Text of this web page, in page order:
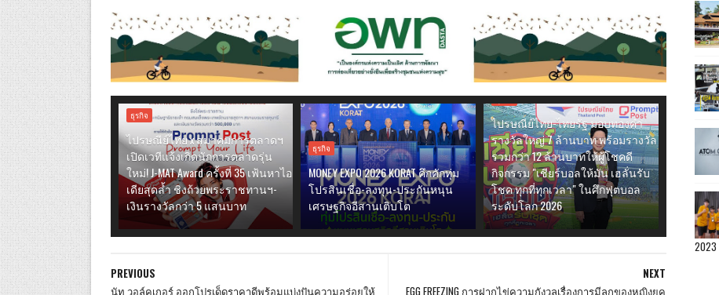
ธุรกิจ
ไปรษณีย์ไทย x สมาคมการตลาดฯ
เปิดเวทีแจ้งเกิดนักการตลาดรุ่น
ใหม่! J-MAT Award ครั้งที่ 35 เฟ้นหาไอ
เดียสุดล้ำ ชิงถ้วยพระราชทานฯ-
เงินรางวัลกว่า 5 แสนบาท
ธุรกิจ
MONEY EXPO 2026 KORAT คึกคักทุ่ม
โปรสินเชื่อ-ลงทุน-ประกันหนุน
เศรษฐกิจอีสานเติบโต
ธุรกิจ
ไปรษณีย์ไทย-ไทยรัฐ มอบทองคำ
รางวัลใหญ่ 7 ล้านบาท พร้อมรางวัล
รวมกว่า 12 ล้านบาทให้ผู้โชคดี
กิจกรรม "เชียร์บอลให้มัน เฮลั่นรับ
โชค ทุกที่ทุกเวลา" ในศึกฟุตบอล
ระดับโลก 2026
NEXT
EGG FREEZING การฝากไข่ความกังวลเรื่องการมีลูกของหญิงยุค
PREVIOUS
นัท วอล์คเกอร์ ออกโปรเด็ดราคาดีพร้อมแบ่งปันความอร่อยให้